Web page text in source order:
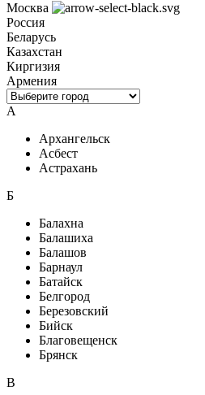
Москва
Россия
Беларусь
Казахстан
Киргизия
Армения
А
Архангельск
Асбест
Астрахань
Б
Балахна
Балашиха
Балашов
Барнаул
Батайск
Белгород
Березовский
Бийск
Благовещенск
Брянск
В